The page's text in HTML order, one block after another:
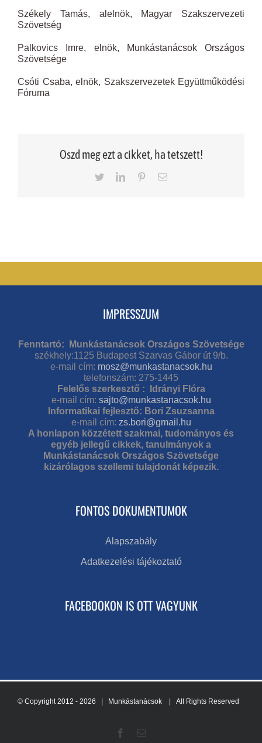
Székely Tamás, alelnök, Magyar Szakszervezeti
Szövetség
Palkovics Imre, elnök, Munkástanácsok Országos
Szövetsége
Csóti Csaba, elnök, Szakszervezetek Együttműködési
Fóruma
Oszd meg ezt a cikket, ha tetszett!
TwitterLinkedInPinterestEmail
IMPRESSZUM
Fenntartó: Munkástanácsok Országos Szövetsége
székhely:1125 Budapest Szarvas Gábor út 9/b.
e-mail cím: mosz@munkastanacsok.hu
telefonszám: 275-1445
Felelős szerkesztő : Idrányi Flóra
e-mail cím: sajto@munkastanacsok.hu
Informatikai fejlesztő: Bori Zsuzsanna
e-mail cím: zs.bori@gmail.hu
A honlapon közzétett szakmai, tudományos és
egyéb jellegű cikkek, tanulmányok a
Munkástanácsok Országos Szövetsége
kizárólagos szellemi tulajdonát képezik.
FONTOS DOKUMENTUMOK
Alapszabály
Adatkezelési tájékoztató
FACEBOOKON IS OTT VAGYUNK
© Copyright 2012 - 2026 | Munkástanácsok | All Rights Reserved
Facebook
Email